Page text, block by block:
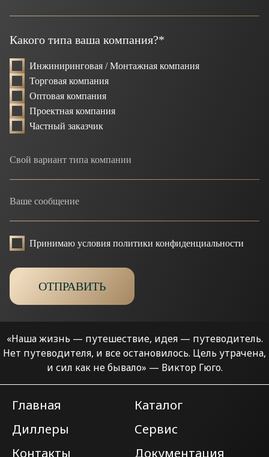
Какого типа ваша компания?*
Инжиниринговая / Монтажная компания
Торговая компания
Оптовая компания
Проектная компания
Частный заказчик
Принимаю условия политики конфиденциальности
ОТПРАВИТЬ
«Наша жизнь — путешествие, идея — путеводитель.
Нет путеводителя, и все остановилось. Цель утрачена,
и сил как не бывало» — Виктор Гюго.
Главная
Каталог
Диллеры
Сервис
Контакты
Документация